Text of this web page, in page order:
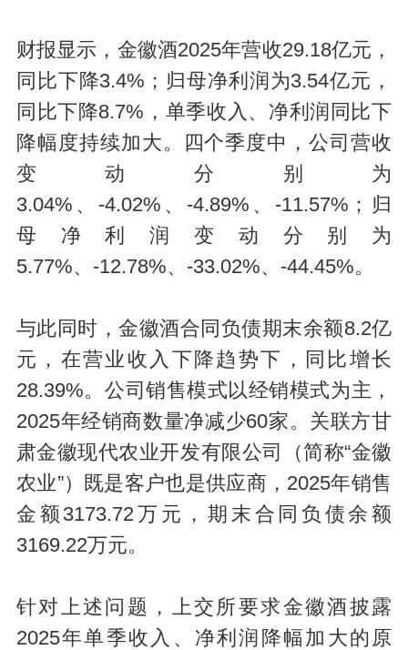
财报显示，金徽酒2025年营收29.18亿元，
同比下降3.4%；归母净利润为3.54亿元，
同比下降8.7%，单季收入、净利润同比下
降幅度持续加大。四个季度中，公司营收
变动分别为
3.04%、-4.02%、-4.89%、-11.57%；归
母净利润变动分别为
5.77%、-12.78%、-33.02%、-44.45%。
与此同时，金徽酒合同负债期末余额8.2亿
元，在营业收入下降趋势下，同比增长
28.39%。公司销售模式以经销模式为主，
2025年经销商数量净减少60家。关联方甘
肃金徽现代农业开发有限公司（简称“金徽
农业”）既是客户也是供应商，2025年销售
金额3173.72万元，期末合同负债余额
3169.22万元。
针对上述问题，上交所要求金徽酒披露
2025年单季收入、净利润降幅加大的原